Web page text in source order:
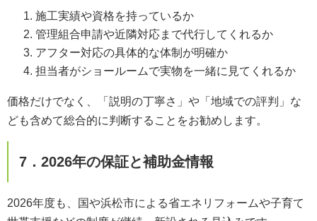
施工実績や資格を持っているか
管理組合申請や近隣対応まで代行してくれるか
アフター対応の具体的な体制が明確か
担当者がショールームで実物を一緒に見てくれるか
価格だけでなく、「説明の丁寧さ」や「地域での評判」な
ども含めて総合的に判断することをお勧めします。
7．2026年の保証と補助金情報
2026年度も、国や浜松市による省エネリフォームや子育て